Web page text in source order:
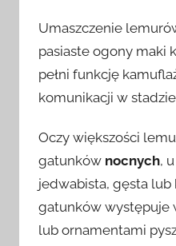
Umaszczenie
pasiaste ogony maki
pełni funkcję
komunikacji w
Oczy większości
gatunków nocnych,
jedwabista, gęsta
gatunków występuje
lub ornamentami